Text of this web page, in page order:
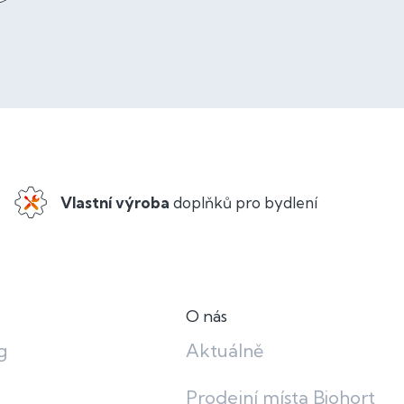
Vlastní výroba doplňků pro bydlení
O nás
Aktuálně
Prodejní místa Biohort